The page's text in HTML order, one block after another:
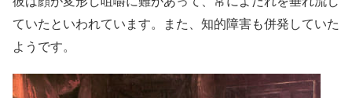
ていたといわれています。また、知的障害も併発していた
ようです。